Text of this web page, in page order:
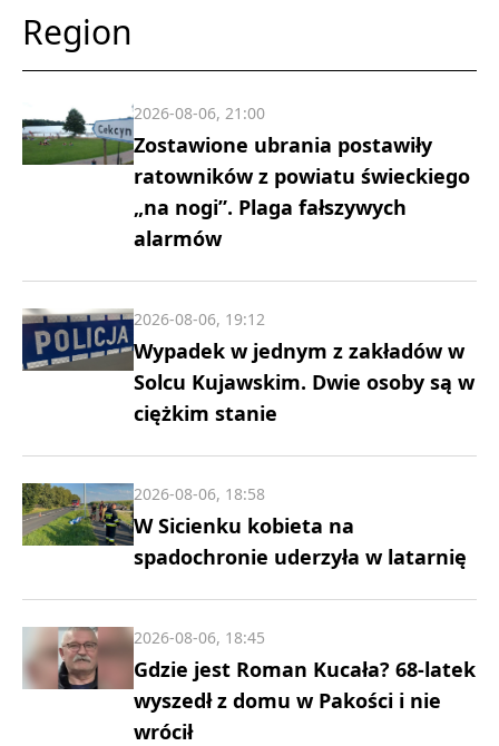
Region
Zostawione ubrania postawiły
ratowników z powiatu świeckiego
„na nogi”. Plaga fałszywych
alarmów
2026-08-06, 21:00
Wypadek w jednym z zakładów w
Solcu Kujawskim. Dwie osoby są w
ciężkim stanie
2026-08-06, 19:12
W Sicienku kobieta na
spadochronie uderzyła w latarnię
2026-08-06, 18:58
Gdzie jest Roman Kucała? 68-latek
wyszedł z domu w Pakości i nie
wrócił
2026-08-06, 18:45